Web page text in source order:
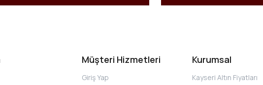
Müşteri Hizmetleri
Giriş Yap
Kurumsal
Kayseri Altın Fiyatları